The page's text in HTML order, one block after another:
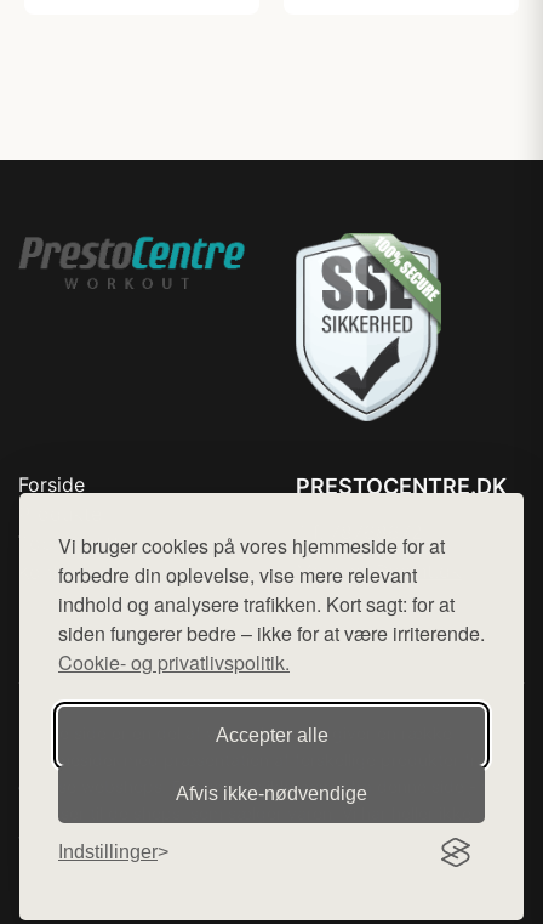
Vi bruger cookies på vores hjemmeside for at
forbedre din oplevelse, vise mere relevant
indhold og analysere trafikken. Kort sagt: for at
siden fungerer bedre – ikke for at være irriterende.
Cookie- og privatlivspolitik.
Accepter alle
Afvis ikke‑nødvendige
Indstillinger
Forside
Top Rabatter
Kontakt
PRESTOCENTRE.DK
Mail: hej@want.dk
Cookie- og privatlivspolitik
Denne side er en del af want.dk, der udgiver en række
hjemmesider med præsentation af forskellige produkter fra
diverse webshops. Der sælges ikke varer fra denne side - vi
varerne på lager.